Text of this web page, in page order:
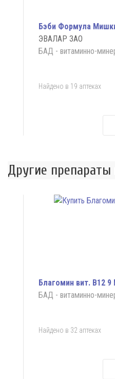
Бэби Формула
ЭВАЛАР ЗАО
БАД - витаминно-
Найдено в 19 аптеках
Другие препараты
Благомин вит. В12
БАД - витаминно-
Найдено в 32 аптеках